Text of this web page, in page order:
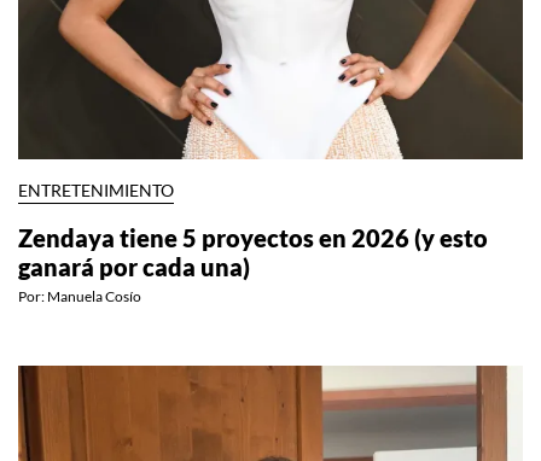
ENTRETENIMIENTO
Zendaya tiene 5 proyectos en 2026 (y esto
ganará por cada una)
Por: Manuela Cosío